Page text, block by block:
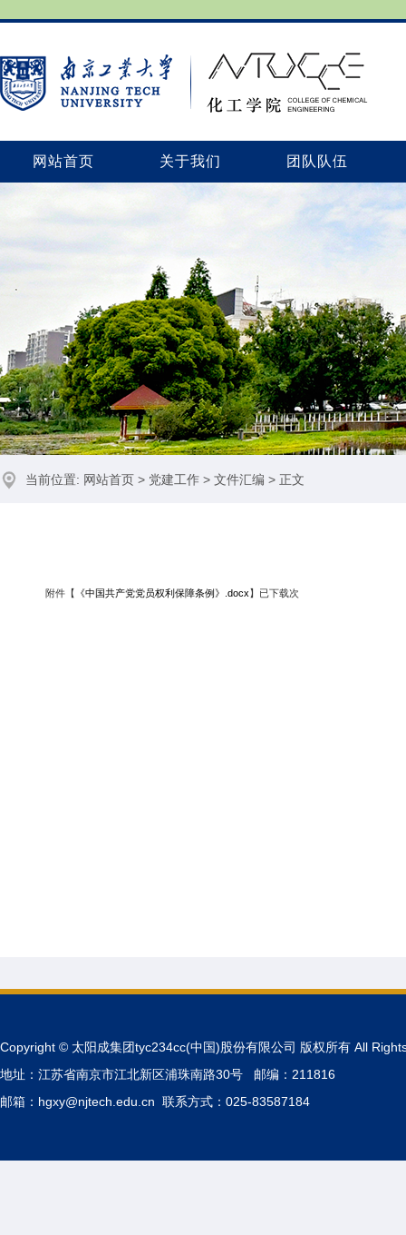
网站首页 关于我们 团队队伍
当前位置: 网站首页 > 党建工作 > 文件汇编 > 正文
附件【 《中国共产党党员权利保障条例》.docx 】已下载次
Copyright © 太阳成集团tyc234cc(中国)股份有限公司 版权所有 All
地址：江苏省南京市江北新区浦珠南路30号 邮编：211816
邮箱：hgxy@njtech.edu.cn 联系方式：025-83587184